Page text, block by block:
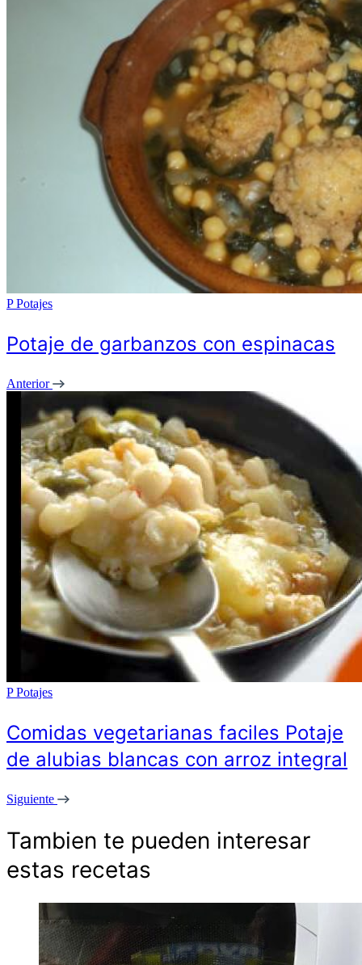
P Potajes
Potaje de garbanzos con espinacas
Anterior
P Potajes
Comidas vegetarianas faciles Potaje
de alubias blancas con arroz integral
Siguiente
Tambien te pueden interesar
estas recetas